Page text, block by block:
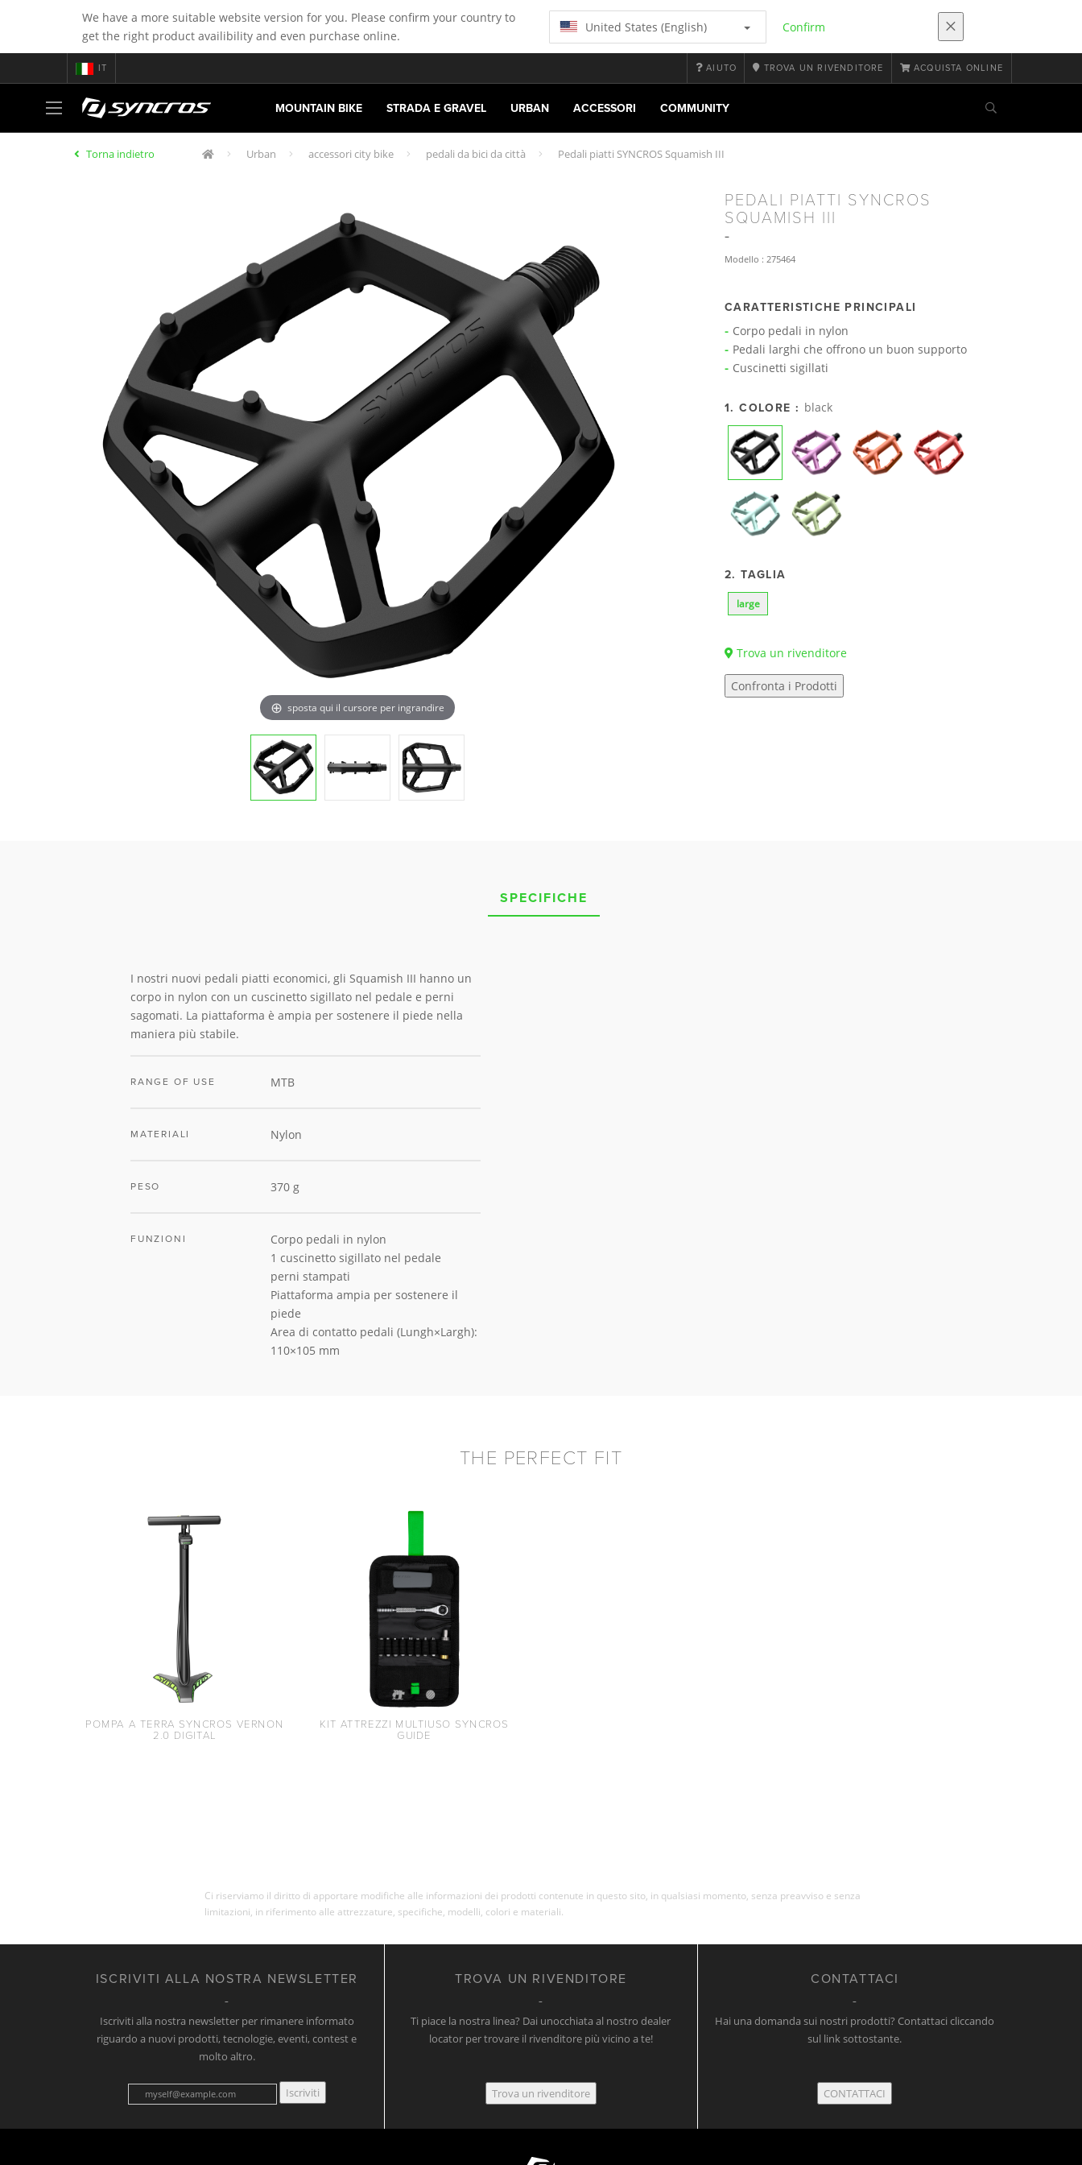
We have a more suitable website version for you. Please confirm your country to
get the right product availibility and even purchase online.
United States (English) Confirm
IT AIUTO TROVA UN RIVENDITORE ACQUISTA ONLINE
MOUNTAIN BIKE STRADA E GRAVEL URBAN ACCESSORI COMMUNITY
Torna indietro Urban accessori city bike pedali da bici da città Pedali piatti SYNCROS Squamish III
PEDALI PIATTI SYNCROS
SQUAMISH III
Modello : 275464
sposta qui il cursore per ingrandire
CARATTERISTICHE PRINCIPALI
Corpo pedali in nylon
Pedali larghi che offrono un buon supporto
Cuscinetti sigillati
1. COLORE : black
2. TAGLIA
large
Trova un rivenditore
Confronta i Prodotti
SPECIFICHE
I nostri nuovi pedali piatti economici, gli Squamish III hanno un
corpo in nylon con un cuscinetto sigillato nel pedale e perni
sagomati. La piattaforma è ampia per sostenere il piede nella
maniera più stabile.
RANGE OF USE MTB
MATERIALI Nylon
PESO 370 g
FUNZIONI
Corpo pedali in nylon
1 cuscinetto sigillato nel pedale
perni stampati
Piattaforma ampia per sostenere il
piede
Area di contatto pedali (Lungh×Largh):
110×105 mm
THE PERFECT FIT
POMPA A TERRA SYNCROS VERNON
2.0 DIGITAL
KIT ATTREZZI MULTIUSO SYNCROS
GUIDE
Ci riserviamo il diritto di apportare modifiche alle informazioni dei prodotti contenute in questo sito, in qualsiasi momento, senza preavviso e senza
limitazioni, in riferimento alle attrezzature, specifiche, modelli, colori e materiali.
ISCRIVITI ALLA NOSTRA NEWSLETTER
Iscriviti alla nostra newsletter per rimanere informato
riguardo a nuovi prodotti, tecnologie, eventi, contest e
molto altro.
Iscriviti
TROVA UN RIVENDITORE
Ti piace la nostra linea? Dai unocchiata al nostro dealer
locator per trovare il rivenditore più vicino a te!
Trova un rivenditore
CONTATTACI
Hai una domanda sui nostri prodotti? Contattaci cliccando
sul link sottostante.
CONTATTACI